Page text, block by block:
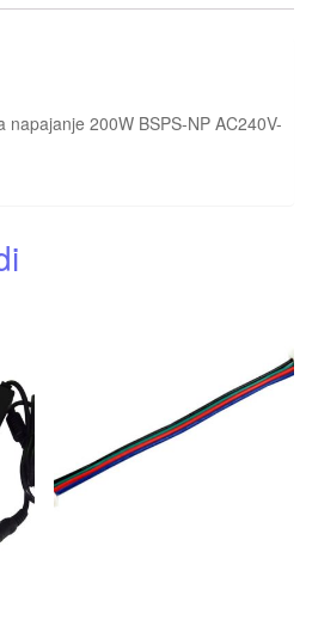
napajanje 200W BSPS-NP AC240V-